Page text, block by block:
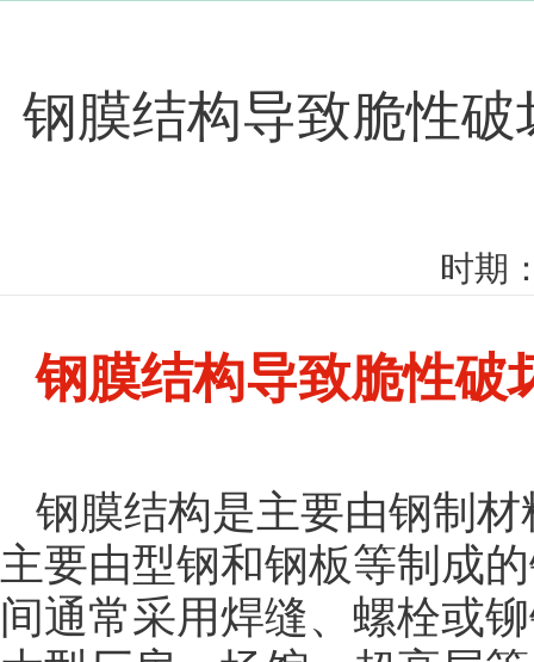
钢膜结构导致脆性
时期
钢膜结构导致脆性破
钢膜结构是主要由钢制
主要由型钢和钢板等制成
间通常采用焊缝、螺栓或